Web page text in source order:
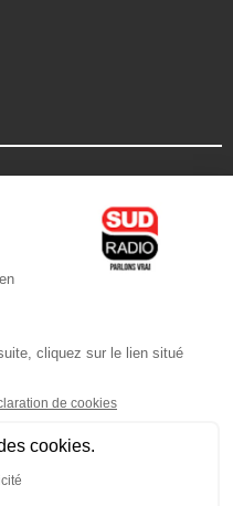
/ Pierre Olivier